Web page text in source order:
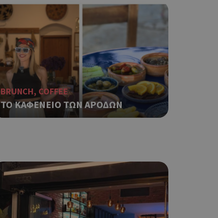
BRUNCH, COFFEE
ΤΟ ΚΑΦΕΝΕΙΟ ΤΩΝ ΑΡΟΔΩΝ
λογαριασμού. Ο
Google
που
για ένα
μεταβλητών
είναι
σελίδων.
Google
δηλαδή να
στον χρήστη